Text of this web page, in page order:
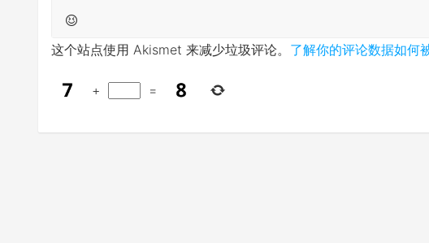
这个站点使用 Akismet 来减少垃圾评论。 了解你的评论数据如何
+ =